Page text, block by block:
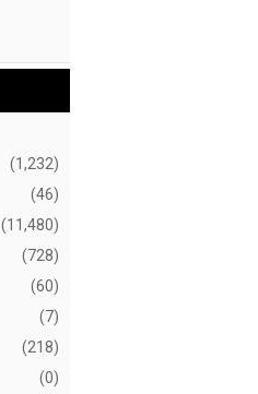
(1,232)
(46)
(11,480)
(728)
(60)
(7)
(218)
(0)